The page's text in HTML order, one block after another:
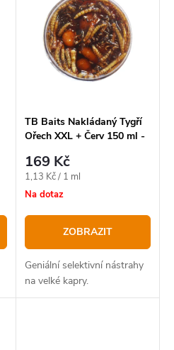
TB Baits Nakládaný Tygří
Ořech XXL + Červ 150 ml -
169 Kč
Měrná
cena:
1,13 Kč / 1 ml
Na dotaz
ZOBRAZIT
Geniální selektivní nástrahy
na velké kapry.